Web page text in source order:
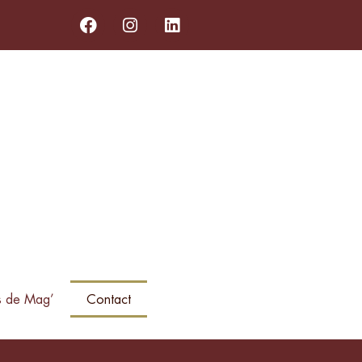
Mag’ Contact